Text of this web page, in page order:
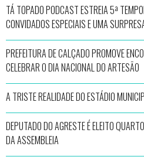
TÁ TOPADO PODCAST ESTREIA 5ª
CONVIDADOS ESPECIAIS E UMA
PREFEITURA DE CALÇADO PROMOVE
CELEBRAR O DIA NACIONAL DO ARTESÃO
A TRISTE REALIDADE DO ESTÁDIO
DEPUTADO DO AGRESTE É ELEITO
DA ASSEMBLEIA